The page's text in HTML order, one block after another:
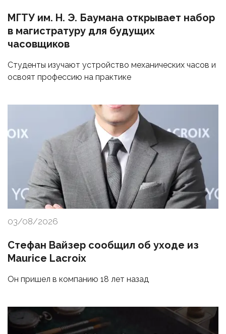
МГТУ им. Н. Э. Баумана открывает набор
в магистратуру для будущих
часовщиков
Студенты изучают устройство механических часов и
освоят профессию на практике
03/08/2026
Стефан Вайзер сообщил об уходе из
Maurice Lacroix
Он пришел в компанию 18 лет назад